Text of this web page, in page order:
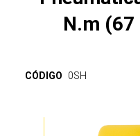
N.m
CÓDIGO 0SH